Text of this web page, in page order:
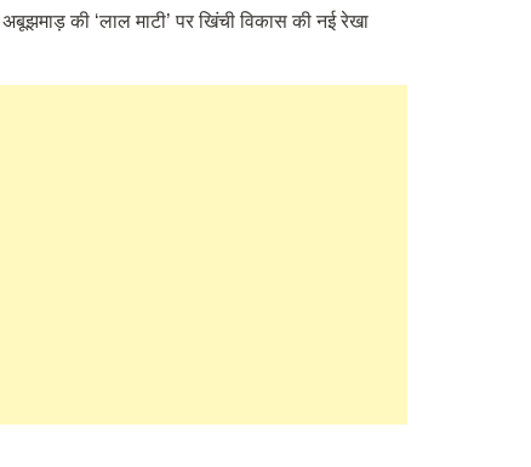
अबूझमाड़ की ‘लाल माटी’ पर खिंची विकास की नई रेखा